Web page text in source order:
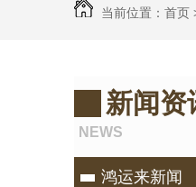
当前位置： 首页
新闻资
NEWS
鸿运来新闻